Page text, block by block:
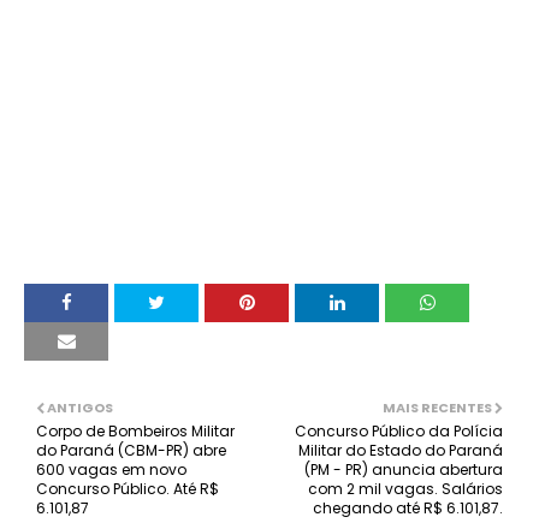
MAIS RECENTES
Concurso Público da Polícia
Militar do Estado do Paraná
(PM - PR) anuncia abertura
com 2 mil vagas. Salários
chegando até R$ 6.101,87.
ANTIGOS
Corpo de Bombeiros Militar
do Paraná (CBM-PR) abre
600 vagas em novo
Concurso Público. Até R$
6.101,87